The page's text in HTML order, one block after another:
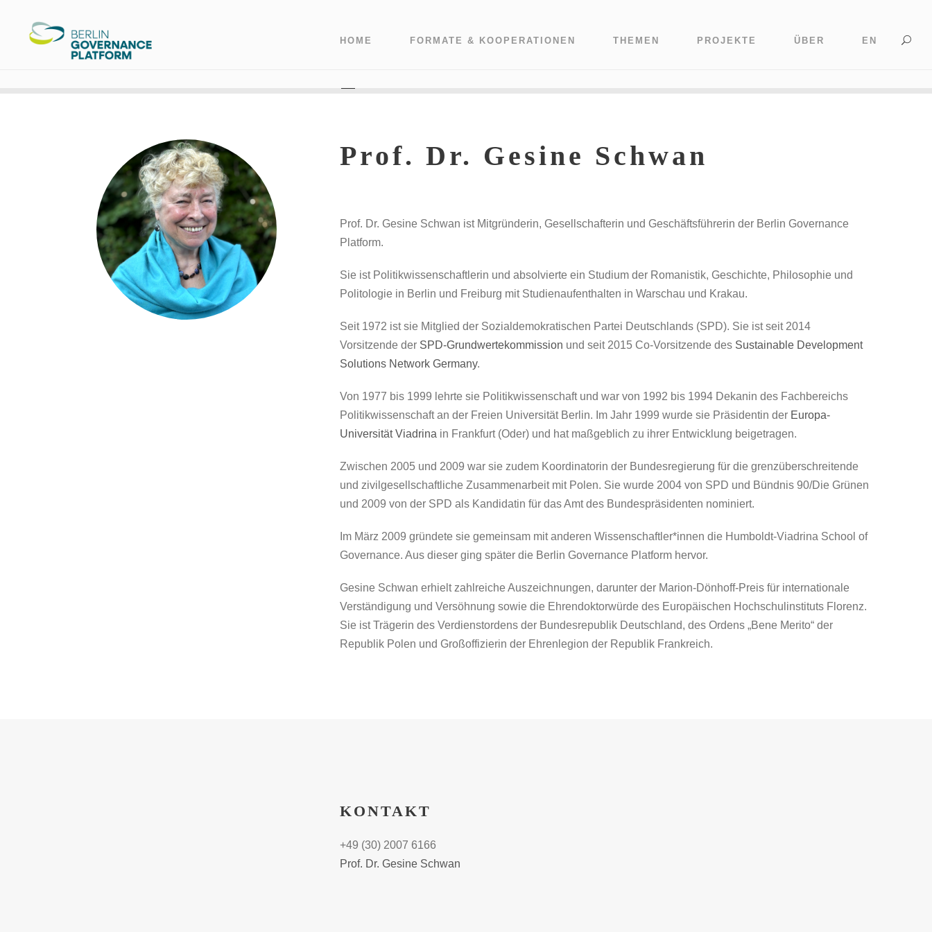
HOME FORMATE & KOOPERATIONEN THEMEN PROJEKTE ÜBER EN
Prof. Dr. Gesine Schwan
Prof. Dr. Gesine Schwan ist Mitgründerin, Gesellschafterin und Geschäftsführerin der Berlin Governance
Platform.
Sie ist Politikwissenschaftlerin und absolvierte ein Studium der Romanistik, Geschichte, Philosophie und
Politologie in Berlin und Freiburg mit Studienaufenthalten in Warschau und Krakau.
Seit 1972 ist sie Mitglied der Sozialdemokratischen Partei Deutschlands (SPD). Sie ist seit 2014
Vorsitzende der SPD-Grundwertekommission und seit 2015 Co-Vorsitzende des Sustainable Development
Solutions Network Germany.
Von 1977 bis 1999 lehrte sie Politikwissenschaft und war von 1992 bis 1994 Dekanin des Fachbereichs
Politikwissenschaft an der Freien Universität Berlin. Im Jahr 1999 wurde sie Präsidentin der Europa-
Universität Viadrina in Frankfurt (Oder) und hat maßgeblich zu ihrer Entwicklung beigetragen.
Zwischen 2005 und 2009 war sie zudem Koordinatorin der Bundesregierung für die grenzüberschreitende
und zivilgesellschaftliche Zusammenarbeit mit Polen. Sie wurde 2004 von SPD und Bündnis 90/Die Grünen
und 2009 von der SPD als Kandidatin für das Amt des Bundespräsidenten nominiert.
Im März 2009 gründete sie gemeinsam mit anderen Wissenschaftler*innen die Humboldt-Viadrina School of
Governance. Aus dieser ging später die Berlin Governance Platform hervor.
Gesine Schwan erhielt zahlreiche Auszeichnungen, darunter der Marion-Dönhoff-Preis für internationale
Verständigung und Versöhnung sowie die Ehrendoktorwürde des Europäischen Hochschulinstituts Florenz.
Sie ist Trägerin des Verdienstordens der Bundesrepublik Deutschland, des Ordens „Bene Merito“ der
Republik Polen und Großoffizierin der Ehrenlegion der Republik Frankreich.
KONTAKT
+49 (30) 2007 6166
Prof. Dr. Gesine Schwan